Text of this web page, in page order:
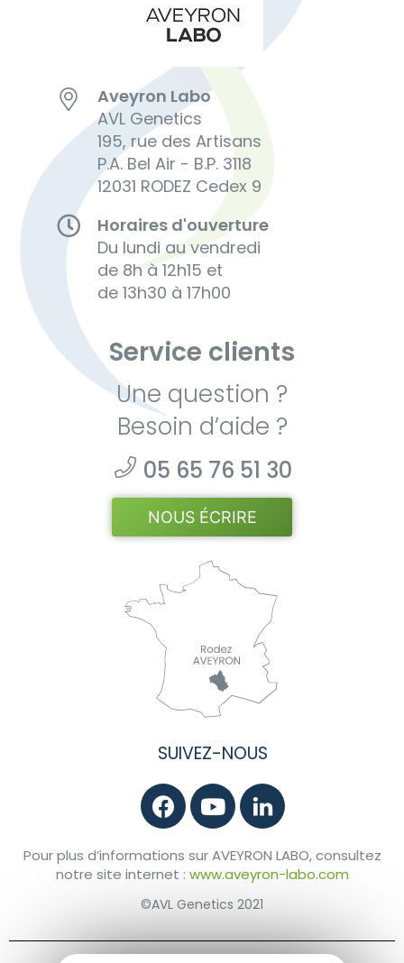
Aveyron Labo
AVL Genetics
195, rue des Artisans
P.A. Bel Air - B.P. 3118
12031 RODEZ Cedex 9
Horaires d'ouverture
Du lundi au vendredi
de 8h à 12h15 et
de 13h30 à 17h00
Service clients
Une question ?
Besoin d’aide ?
05 65 76 51 30
NOUS ÉCRIRE
SUIVEZ-NOUS
Pour plus d’informations sur AVEYRON LABO, consultez
notre site internet : www.aveyron-labo.com
©AVL Genetics 2021